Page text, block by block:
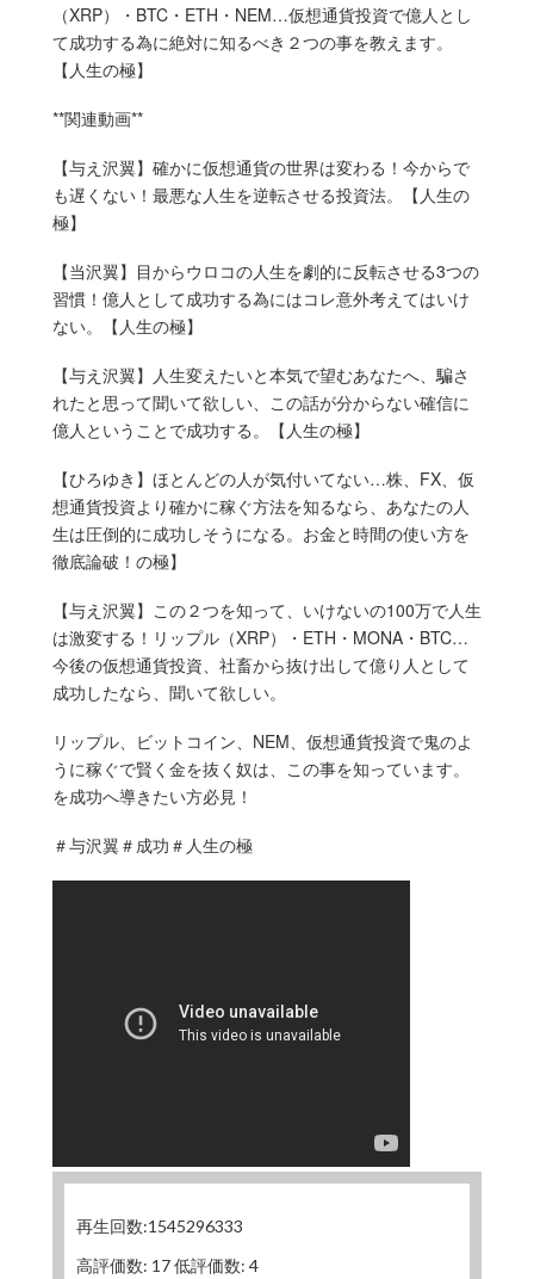
（XRP）・BTC・ETH・NEM…仮想通貨投資で億人とし
て成功する為に絶対に知るべき２つの事を教えます。
【人生の極】
**関連動画**
【与え沢翼】確かに仮想通貨の世界は変わる！今からで
も遅くない！最悪な人生を逆転させる投資法。【人生の
極】
【当沢翼】目からウロコの人生を劇的に反転させる3つの
習慣！億人として成功する為にはコレ意外考えてはいけ
ない。【人生の極】
【与え沢翼】人生変えたいと本気で望むあなたへ、騙さ
れたと思って聞いて欲しい、この話が分からない確信に
億人ということで成功する。【人生の極】
【ひろゆき】ほとんどの人が気付いてない…株、FX、仮
想通貨投資より確かに稼ぐ方法を知るなら、あなたの人
生は圧倒的に成功しそうになる。お金と時間の使い方を
徹底論破！の極】
【与え沢翼】この２つを知って、いけないの100万で人生
は激変する！リップル（XRP）・ETH・MONA・BTC…
今後の仮想通貨投資、社畜から抜け出して億り人として
成功したなら、聞いて欲しい。
リップル、ビットコイン、NEM、仮想通貨投資で鬼のよ
うに稼ぐで賢く金を抜く奴は、この事を知っています。
を成功へ導きたい方必見！
＃与沢翼＃成功＃人生の極
再生回数:1545296333
高評価数: 17 低評価数: 4